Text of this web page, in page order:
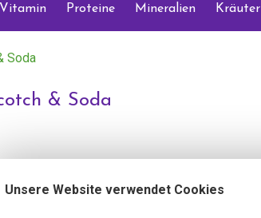
Vitamin Proteine Mineralien Kräuter
Soda
& Soda
Unsere Website verwendet Cookies